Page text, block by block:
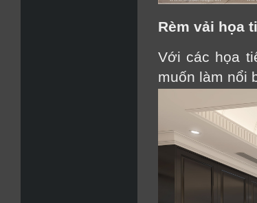
Rèm vải họa
Với các họa
muốn làm nổi